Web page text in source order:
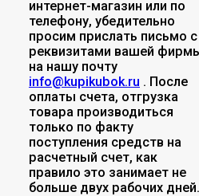
интернет-магазин или по
телефону, убедительно
просим прислать письмо с
реквизитами вашей
на нашу почту
info@kupikubok.ru . После
оплаты счета, отгрузка
товара производиться
только по факту
поступления средств на
расчетный счет, как
правило это занимает не
больше двух рабочих дней.